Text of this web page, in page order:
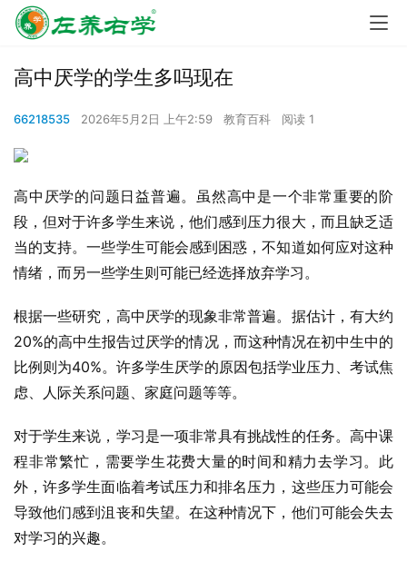
高中厌学的学生多吗现在
66218535 2026年5月2日 上午2:59 教育百科 阅读 1
高中厌学的问题日益普遍。虽然高中是一个非常重要的阶
段，但对于许多学生来说，他们感到压力很大，而且缺乏适
当的支持。一些学生可能会感到困惑，不知道如何应对这种
情绪，而另一些学生则可能已经选择放弃学习。
根据一些研究，高中厌学的现象非常普遍。据估计，有大约
20%的高中生报告过厌学的情况，而这种情况在初中生中的
比例则为40%。许多学生厌学的原因包括学业压力、考试焦
虑、人际关系问题、家庭问题等等。
对于学生来说，学习是一项非常具有挑战性的任务。高中课
程非常繁忙，需要学生花费大量的时间和精力去学习。此
外，许多学生面临着考试压力和排名压力，这些压力可能会
导致他们感到沮丧和失望。在这种情况下，他们可能会失去
对学习的兴趣。